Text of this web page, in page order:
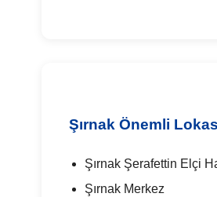
Şırnak Önemli
Şırnak Şerafettin Elçi
Şırnak Merkez